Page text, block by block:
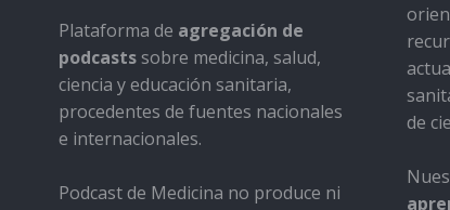
Plataforma de agregación de
podcastssobre medicina, salud,
ciencia y educación sanitaria,
procedentes de fuentes nacionales
e internacionales.
Podcast de Medicina no produce ni
de